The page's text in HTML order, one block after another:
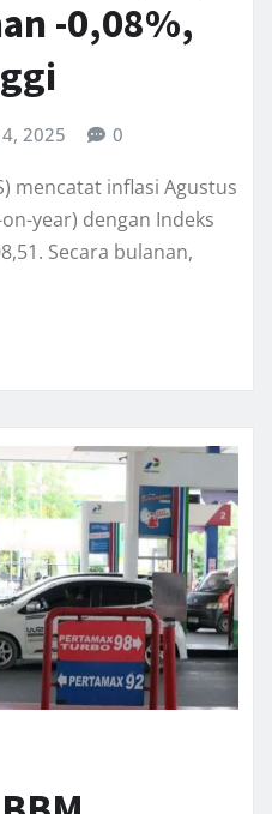
-0,08%,
2025 0
mencatat inflasi Agustus
year) dengan Indeks
Secara bulanan,